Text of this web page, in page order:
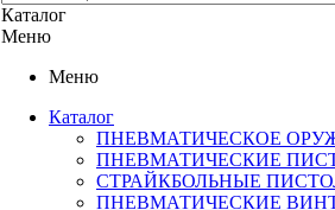
Каталог
Меню
Меню
Каталог
ПНЕВМАТИЧЕСКОЕ
ПНЕВМАТИЧЕСКИЕ
СТРАЙКБОЛЬНЫЕ
ПНЕВМАТИЧЕСКИЕ